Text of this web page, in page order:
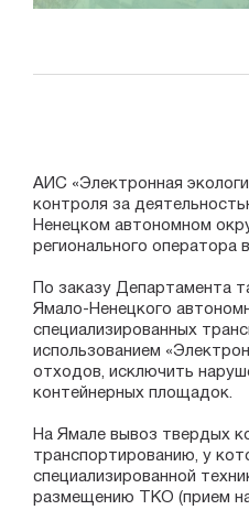
АИС «Электронная
контроля за
Ненецком автономном
регионального оператора в
По заказу Департамента
Ямало-Ненецкого
специализированных
использованием
отходов, исключить
контейнерных площадок.
На Ямале вывоз твердых
транспортированию, у
специализированной
размещению ТКО (прием